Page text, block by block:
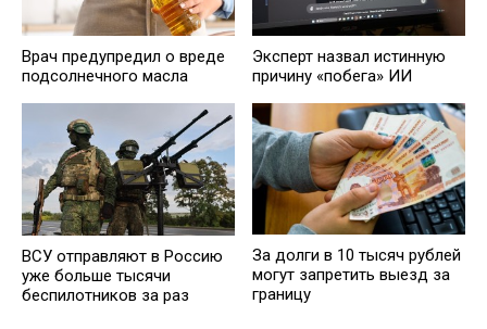
Врач предупредил о вреде
подсолнечного масла
Эксперт назвал истинную
причину «побега» ИИ
ВСУ отправляют в Россию
уже больше тысячи
беспилотников за раз
За долги в 10 тысяч рублей
могут запретить выезд за
границу